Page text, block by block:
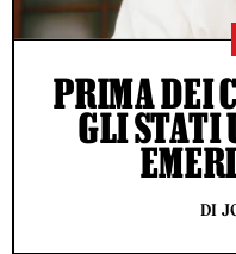
PRIMA DEI
GLI STATI
DI